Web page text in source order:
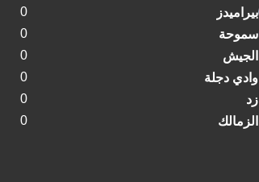
بيراميدز 0
سموحة 0
الجيش 0
وادي دجلة 0
زد 0
الزمالك 0